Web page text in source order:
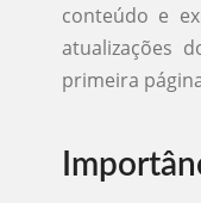
conteúdo e
atualizações
primeira